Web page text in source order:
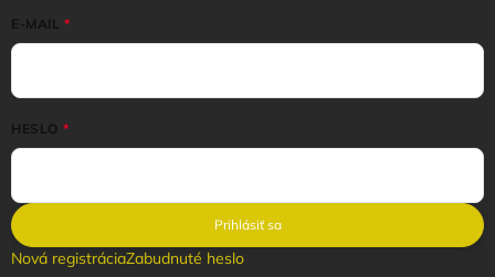
E-MAIL
HESLO
Prihlásiť sa
Nová registráciaZabudnuté heslo